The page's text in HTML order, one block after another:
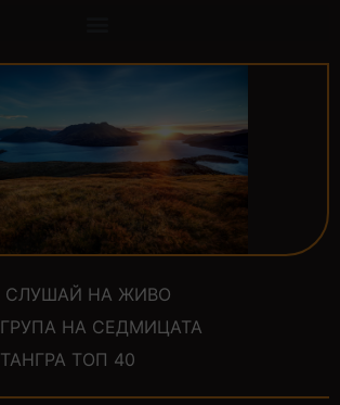
СЛУШАЙ НА ЖИВО
ГРУПА НА СЕДМИЦАТА
ТАНГРА ТОП 40